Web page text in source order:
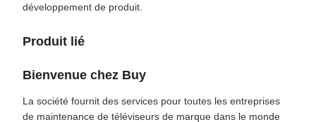
développement de produit.
Produit lié
Bienvenue chez Buy
La société fournit des services pour toutes les entreprises
de maintenance de téléviseurs de marque dans le monde